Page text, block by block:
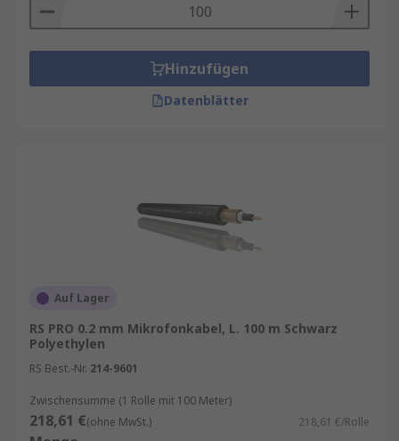
Hinzufügen
Datenblätter
Auf Lager
RS PRO 0.2 mm Mikrofonkabel, L. 100 m Schwarz
Polyethylen
RS Best.-Nr. 214-9601
Zwischensumme (1 Rolle mit 100 Meter)
218,61 €(ohne MwSt.) 218,61 €/Rolle